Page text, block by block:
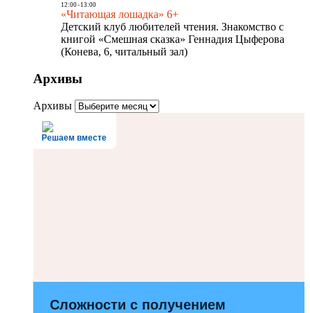
12:00- 13:00
«Читающая лошадка» 6+
Детский клуб любителей чтения. Знакомство с
книгой «Смешная сказка» Геннадия Цыферова
(Конева, 6, читальный зал)
Архивы
Архивы
Решаем вместе
Сложности с получением